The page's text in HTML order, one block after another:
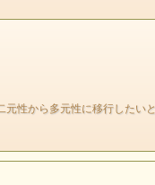
性から多元性に移行した